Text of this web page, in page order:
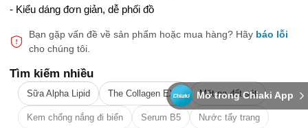
Mở trong Chiaki App
- Kiểu dáng đơn giản, dễ phối đồ
Bạn gặp vấn đề về sản phẩm hoặc mua hàng? Hãy báo lỗi
cho chúng tôi.
Tìm kiếm nhiều
Sữa Alpha Lipid The Collagen EXR Mặt nạ đất sét
Kem chống nắng đi biển Serum B5 Nước tẩy trang